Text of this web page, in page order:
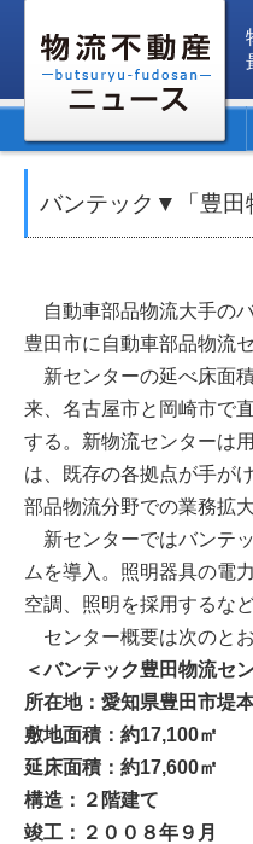
バンテック▼「豊田
自動車部品物流大手の
豊田市に自動車部品物流
新センターの延べ床面
来、名古屋市と岡崎市で
する。新物流センターは
は、既存の各拠点が手が
部品物流分野での業務拡
新センターではバンテ
ムを導入。照明器具の電
空調、照明を採用するな
センター概要は次のとお
＜バンテック豊田物流セ
所在地：愛知県豊田市堤
敷地面積：約17,100㎡
延床面積：約17,600㎡
構造：２階建て
竣工：２００８年９月